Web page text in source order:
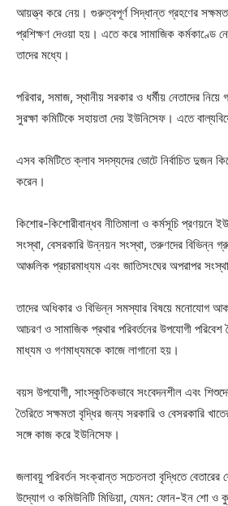
আয়ত্ত্ব করে নেয়। গুরুত্বপূর্ণ সিদ্ধান্ত গ্রহণের
প্রশিক্ষণ দেওয়া হয়। এতে করে সামাজিক কর্মকাণ্ডে
তাদের মধ্যে।
পরিবার, সমাজ, স্থানীয় সরকার ও ধর্মীয় নেতাদের
সুরক্ষা কমিটিকে সহায়তা দেয় ইউনিসেফ। এতে
এসব কমিটিতে ক্লাব সদস্যদের ভোটে নির্বাচিত দুজন
করেন।
কিশোর-কিশোরীবান্ধব নীতিমালা ও কর্মসূচি প্রণয়নে
সংস্থা, বেসরকারি উন্নয়ন সংস্থা, তরুণদের বিভিন্ন
আঞ্চলিক প্রচারমাধ্যম এবং জাতিসংঘের অপরাপর
তাদের অধিকার ও বিভিন্ন সমস্যার বিষয়ে মনোযোগ
আচরণ ও সামাজিক প্রথার পরিবর্তনের উপযোগী পরিবেশ
মাধ্যম ও গণমাধ্যমকে কাজে লাগানো হয়।
বয়স উপযোগী, সাংস্কৃতিকভাবে সংবেদনশীল এবং
তৈরিতে সক্ষমতা বৃদ্ধির জন্য সরকারি ও বেসরকারি খাতের
সঙ্গে কাজ করে ইউনিসেফ।
জলাবয়ু পরিবর্তন সংক্রান্ত সচেতনতা বৃদ্ধিতে
উদ্যোগ ও কমিউনিটি মিডিয়া, যেমন: ফোন-ইন শো ও